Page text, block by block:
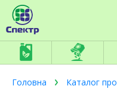
Головна Каталог